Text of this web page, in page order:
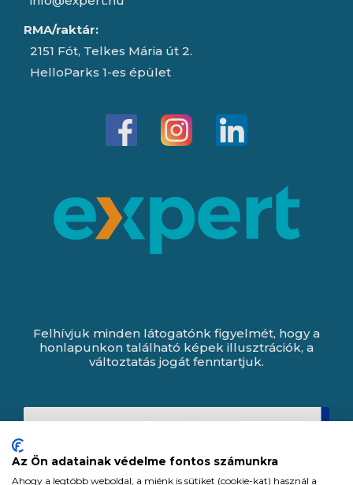
RMA/raktár:
2151 Fót, Telkes Mária út 2.
HelloParks 1-es épület
Felhívjuk minden látogatónk figyelmét, hogy a
honlapunkon található képek illusztrációk, a
változtatás jogát fenntartjuk.
Az Ön adatainak védelme fontos számunkra
Ahogy a legtöbb weboldal, a miénk is sütiket (cookie-kat) használ a